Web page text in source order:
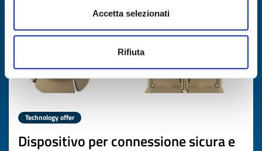
Accetta selezionati
Rifiuta
Technology offer
Dispositivo per connessione sicura e